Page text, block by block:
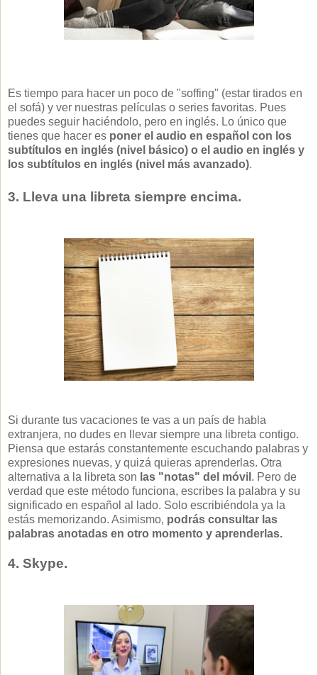
Es tiempo para hacer un poco de "soffing" (estar tirados en
el sofá) y ver nuestras películas o series favoritas. Pues
puedes seguir haciéndolo, pero en inglés. Lo único que
tienes que hacer es poner el audio en español con los
subtítulos en inglés (nivel básico) o el audio en inglés y
los subtítulos en inglés (nivel más avanzado).
3. Lleva una libreta siempre encima.
Si durante tus vacaciones te vas a un país de habla
extranjera, no dudes en llevar siempre una libreta contigo.
Piensa que estarás constantemente escuchando palabras y
expresiones nuevas, y quizá quieras aprenderlas. Otra
alternativa a la libreta son las "notas" del móvil . Pero de
verdad que este método funciona, escribes la palabra y su
significado en español al lado. Solo escribiéndola ya la
estás memorizando. Asimismo, podrás consultar las
palabras anotadas en otro momento y aprenderlas.
4. Skype.